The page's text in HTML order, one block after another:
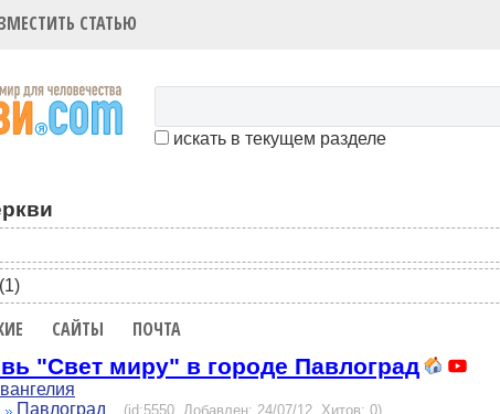
СТАТЬЮ
искать в текущем разделе
(1)
САЙТЫ ПОЧТА
"Свет миру" в городе Павлоград
Павлоград (id:5550, Добавлен: 24/07/12, Хитов: 0)